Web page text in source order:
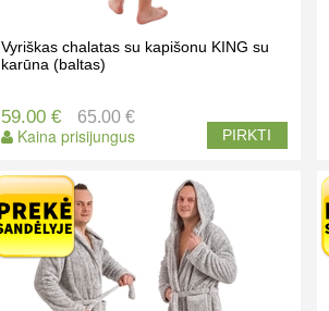
Vyriškas chalatas su kapišonu KING su
karūna (baltas)
59.00 €
Kaina prisijungus
65.00 €
PIRKTI